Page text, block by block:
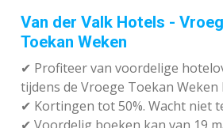
Van der Valk Hotels -
Toekan Weken
✔ Profiteer van voordelige
tijdens de Vroege Toekan Weken
✔ Kortingen tot 50%. Wacht niet